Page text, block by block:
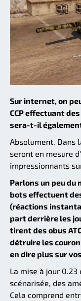
Sur internet, on
CCP effectuant
sera-t-il
Absolument. Dans
seront en mesure
impressionnants
Parlons un peu du
bots effectuent
(réactions
part derrière les
tirent des obus
détruire les
en dire plus sur
La mise à jour
scénarisée, des
Cela comprend